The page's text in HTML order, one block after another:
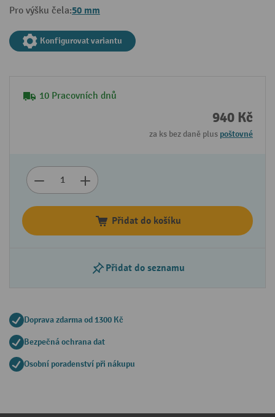
Pro výšku čela:50 mm
Konfigurovat variantu
10 Pracovních dnů
940 Kč
za ks bez daně plus poštovné
Přidat do košíku
Přidat do seznamu
Doprava zdarma od 1300 Kč
Bezpečná ochrana dat
Osobní poradenství při nákupu